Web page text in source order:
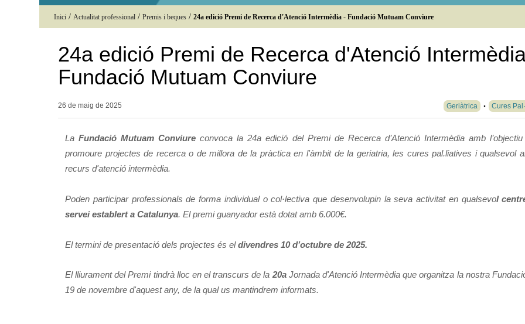
Inici / Actualitat professional / Premis i beques / 24a edició Premi de Recerca d'Atenció Intermèdia - Fundació Mutuam Conviure
24a edició Premi de Recerca d'Atenció
Fundació Mutuam Conviure
26 de maig de 2025 Geriàtrica Cures
LaFundació Mutuam Conviure convoca la 24a edició del Premi de Recerca d’Atenció Intermèdia amb
promoure projectes de recerca o de millora de la pràctica en l'àmbit de la geriatria, les cures pal.liatives i qualsevol
recurs d'atenció intermèdia.
Poden participar professionals de forma individual o col·lectiva que desenvolupin la seva activitat en qualsevol
servei establert a Catalunya. El premi guanyador està dotat amb 6.000€.
El termini de presentació dels projectes és eldivendres 10 d’octubre de 2025.
El lliurament del Premi tindrà lloc en el transcurs de la 20a Jornada d'Atenció Intermèdia que organitza la nostra
19 de novembre d'aquest any, de la qual us mantindrem informats.